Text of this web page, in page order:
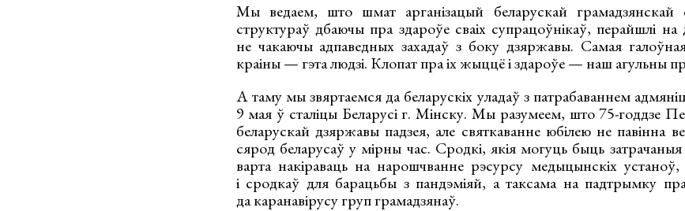
Мы ведаем, што шмат арганізацый беларускай грамадзянскай
структураў дбаючы пра здароўе сваіх супрацоўнікаў, перайшлі
не чакаючы адпаведных захадаў з боку дзяржавы. Самая
краіны — гэта людзі. Клопат пра іх жыццё і здароўе — наш агульны
А таму мы звяртаемся да беларускіх уладаў з патрабаваннем
9 мая ў сталіцы Беларусі г. Мінску. Мы разумеем, што 75-годдзе
беларускай дзяржавы падзея, але святкаванне юбілею не павінна
сярод беларусаў у мірны час. Сродкі, якія могуць быць затрачаныя
варта накіраваць на нарошчванне рэсурсу медыцынскіх
і сродкаў для барацьбы з пандэміяй, а таксама на падтрымку
да каранавірусу груп грамадзянаў.